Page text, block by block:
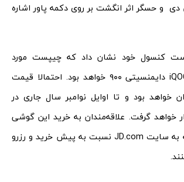
دی و حسگر اثر انگشت بر روی دکمه پاور اشاره
کنسول خود نشان داد که چیپست مورد
استفاده در iQOO z5x دایمنسیتی ۹۰۰ خواهد بود. احتمالا قیمت
گوشی ۱۰۰۰یوان خواهد بود و تا اوایل نوامبر سال جاری در
خواهد گرفت. علاقه‌مندان به خرید این گوشی
می‌توانند با مراجعه به سایت JD.com نسبت به پیش خرید و رزرو